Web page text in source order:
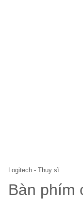
Logitech - Thụy sĩ
Bàn phím